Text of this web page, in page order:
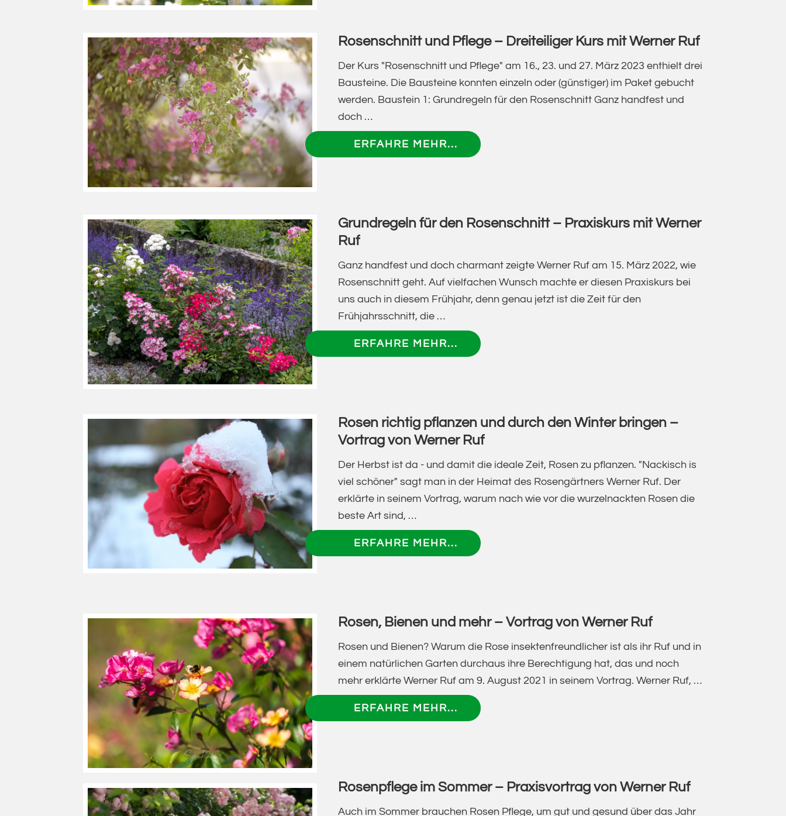
MIT
WERNER
RUF
Rosenschnitt und Pflege – Dreiteiliger Kurs mit Werner Ruf
Der Kurs "Rosenschnitt und Pflege" am 16., 23. und 27. März 2023 enthielt drei
Bausteine. Die Bausteine konnten einzeln oder (günstiger) im Paket gebucht
werden. Baustein 1: Grundregeln für den Rosenschnitt Ganz handfest und
doch …
ERFAHRE MEHR... ÜBERROSENSCHNITT
UND
KURS
WERNER
RUF
Grundregeln für den Rosenschnitt – Praxiskurs mit Werner
Ruf
Ganz handfest und doch charmant zeigte Werner Ruf am 15. März 2022, wie
Rosenschnitt geht. Auf vielfachen Wunsch machte er diesen Praxiskurs bei
uns auch in diesem Frühjahr, denn genau jetzt ist die Zeit für den
Frühjahrsschnitt, die …
ERFAHRE MEHR... ÜBERGRUNDREGELN
FÜR
PRAXISKURS
MIT
WERNER
RUF
Rosen richtig pflanzen und durch den Winter bringen –
Vortrag von Werner Ruf
Der Herbst ist da - und damit die ideale Zeit, Rosen zu pflanzen. "Nackisch is
viel schöner" sagt man in der Heimat des Rosengärtners Werner Ruf. Der
erklärte in seinem Vortrag, warum nach wie vor die wurzelnackten Rosen die
beste Art sind, …
ERFAHRE MEHR... ÜBERROSEN
RICHTIG
DEN
WINTER
BRINGEN
–
VORTRAG
VON
Rosen, Bienen und mehr – Vortrag von Werner Ruf
Rosen und Bienen? Warum die Rose insektenfreundlicher ist als ihr Ruf und in
einem natürlichen Garten durchaus ihre Berechtigung hat, das und noch
mehr erklärte Werner Ruf am 9. August 2021 in seinem Vortrag. Werner Ruf, …
ERFAHRE MEHR... ÜBERROSEN,
BIENEN
VORTRAG
VON
Rosenpflege im Sommer – Praxisvortrag von Werner Ruf
Auch im Sommer brauchen Rosen Pflege, um gut und gesund über das Jahr